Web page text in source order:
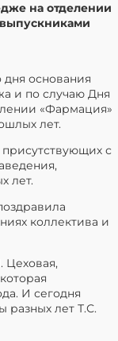
на отделении
выпускниками
основания
и по случаю Дня
«Фармация»
лет.
с
лет.
коллектива и
И сегодня
разных лет Т.С.